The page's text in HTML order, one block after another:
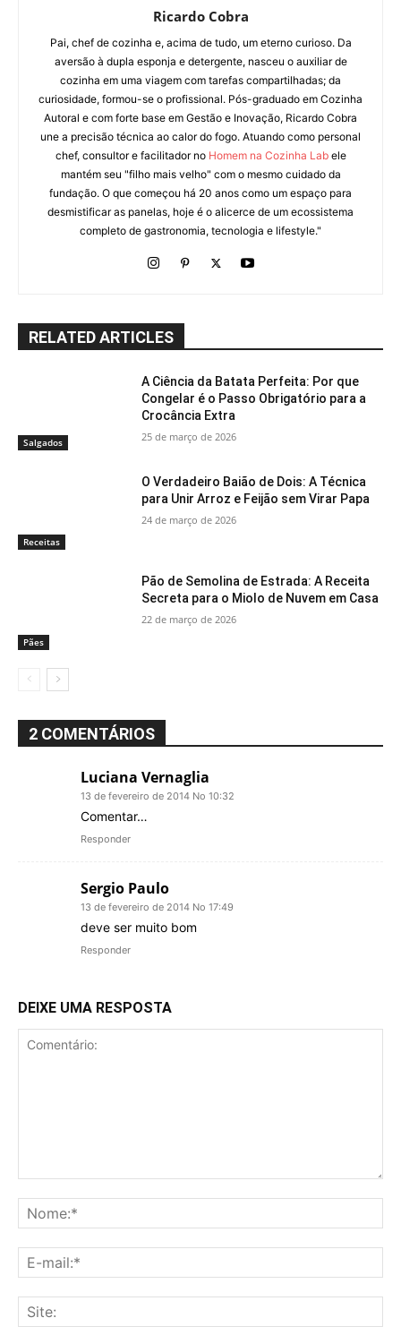
Ricardo Cobra
Pai, chef de cozinha e, acima de tudo, um eterno curioso. Da
aversão à dupla esponja e detergente, nasceu o auxiliar de
cozinha em uma viagem com tarefas compartilhadas; da
curiosidade, formou-se o profissional. Pós-graduado em Cozinha
Autoral e com forte base em Gestão e Inovação, Ricardo Cobra
une a precisão técnica ao calor do fogo. Atuando como personal
chef, consultor e facilitador no Homem na Cozinha Labele
mantém seu "filho mais velho" com o mesmo cuidado da
fundação. O que começou há 20 anos como um espaço para
desmistificar as panelas, hoje é o alicerce de um ecossistema
completo de gastronomia, tecnologia e lifestyle."
RELATED ARTICLES
Salgados
A Ciência da Batata Perfeita: Por que
Congelar é o Passo Obrigatório para a
Crocância Extra
25 de março de 2026
Receitas
O Verdadeiro Baião de Dois: A Técnica
para Unir Arroz e Feijão sem Virar Papa
24 de março de 2026
Pães
Pão de Semolina de Estrada: A Receita
Secreta para o Miolo de Nuvem em Casa
22 de março de 2026
2 COMENTÁRIOS
Luciana Vernaglia
13 de fevereiro de 2014 No 10:32
Comentar…
Responder
Sergio Paulo
13 de fevereiro de 2014 No 17:49
deve ser muito bom
Responder
DEIXE UMA RESPOSTA